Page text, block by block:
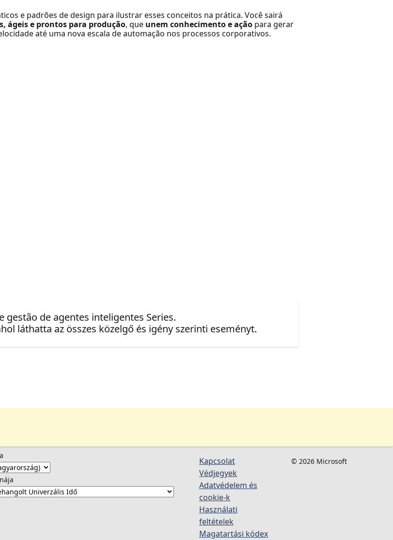
e padrões de design para ilustrar esses conceitos na prática. Você sairá
ágeis e prontos para produção, que unem conhecimento e ação para gerar
até uma nova escala de automação nos processos corporativos.
gestão de agentes inteligentes Series.
láthatta az összes közelgő és igény szerinti eseményt.
Kapcsolat
Védjegyek
Adatvédelem és
cookie-k
Használati
feltételek
Magatartási kódex
© 2026 Microsoft